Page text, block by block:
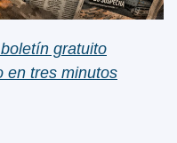
gratuito
en tres minutos